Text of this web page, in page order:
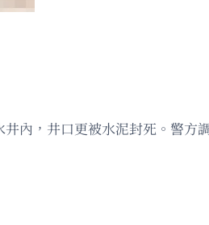
內，井口更被水泥封死。警方